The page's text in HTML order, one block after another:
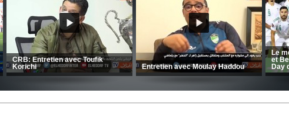
CRB 0
CSC: La préparation des hommes
d’Amrani se poursuit en Tunisie
MCA: Kaci-Saïd évoque le large
succès du Mouloudia face au FC
MFM